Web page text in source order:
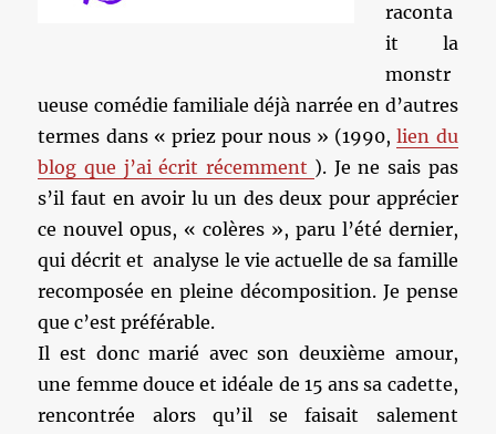
raconta
it la
monstr
ueuse comédie familiale déjà narrée en d’autres
termes dans « priez pour nous » (1990,lien du
blog que j’ai écrit récemment ). Je ne sais pas
s’il faut en avoir lu un des deux pour apprécier
ce nouvel opus, « colères », paru l’été dernier,
qui décrit et analyse le vie actuelle de sa famille
recomposée en pleine décomposition. Je pense
que c’est préférable.
Il est donc marié avec son deuxième amour,
une femme douce et idéale de 15 ans sa cadette,
rencontrée alors qu’il se faisait salement